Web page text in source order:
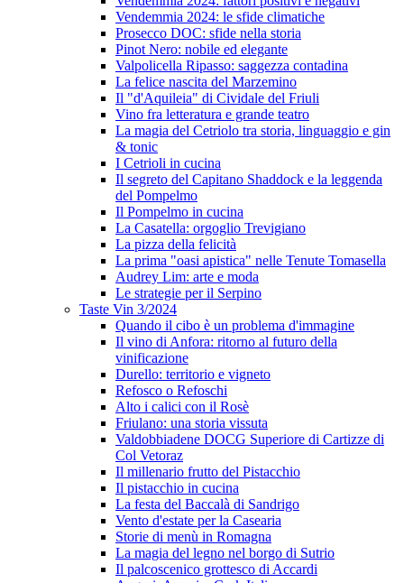
Vendemmia 2024: le sfide climatiche
Prosecco DOC: sfide nella storia
Pinot Nero: nobile ed elegante
Valpolicella Ripasso: saggezza contadina
La felice nascita del Marzemino
Il "d'Aquileia" di Cividale del Friuli
Vino fra letteratura e grande teatro
La magia del Cetriolo tra storia, linguaggio e gin
& tonic
I Cetrioli in cucina
Il segreto del Capitano Shaddock e la leggenda
del Pompelmo
Il Pompelmo in cucina
La Casatella: orgoglio Trevigiano
La pizza della felicità
La prima "oasi apistica" nelle Tenute Tomasella
Audrey Lim: arte e moda
Le strategie per il Serpino
Taste Vin 3/2024
Quando il cibo è un problema d'immagine
Il vino di Anfora: ritorno al futuro della
vinificazione
Durello: territorio e vigneto
Refosco o Refoschi
Alto i calici con il Rosè
Friulano: una storia vissuta
Valdobbiadene DOCG Superiore di Cartizze di
Col Vetoraz
Il millenario frutto del Pistacchio
Il pistacchio in cucina
La festa del Baccalà di Sandrigo
Vento d'estate per la Casearia
Storie di menù in Romagna
La magia del legno nel borgo di Sutrio
Il palcoscenico grottesco di Accardi